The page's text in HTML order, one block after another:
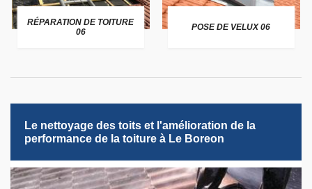
RÉPARATION DE TOITURE
06
POSE DE VELUX 06
Le nettoyage des toits et l'amélioration de la
performance de la toiture à Le Boreon